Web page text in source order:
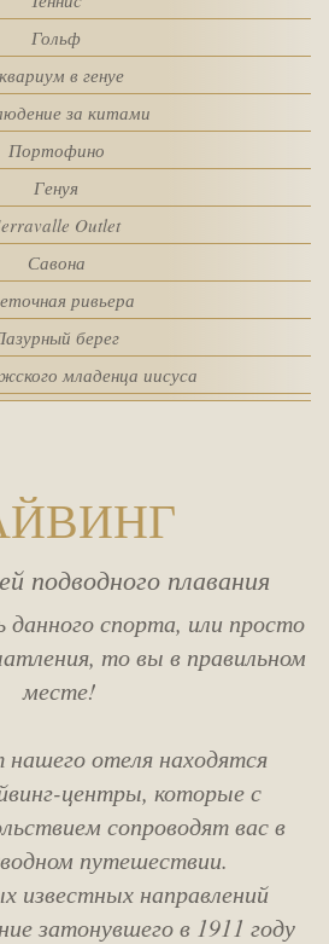
УСЛУГ
POLICIES
ЗАНЯТЬСЯ
WEBCAM
дети
код купона
Гольф
в генуе
за китами
Портофино
Генуя
Outlet
Савона
ривьера
берег
младенца иисуса
подводного плавания
спорта, или просто
то вы в правильном
месте!
нашего отеля находятся
центры, которые с
сопроводят вас в
путешествии.
известных направлений
затонувшего в 1911 году